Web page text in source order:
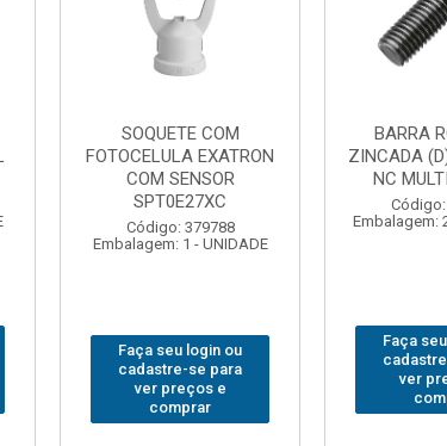
BARRA ROSCADA
ZINCADA (D) 5/16”X1MT
NC MULTIBARRAS
Código: 379806
Embalagem: 20 - UNIDADE
Faça seu login ou
cadastre-se para
ver preços e
comprar
JOMARCA
Embalagem:
Faça
ver